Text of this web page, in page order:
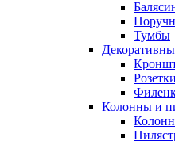
Тумбы
Колонны и